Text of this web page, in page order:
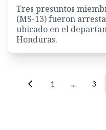
Tres presuntos
(MS-13) fueron
ubicado en el
Honduras.
1 ... 3